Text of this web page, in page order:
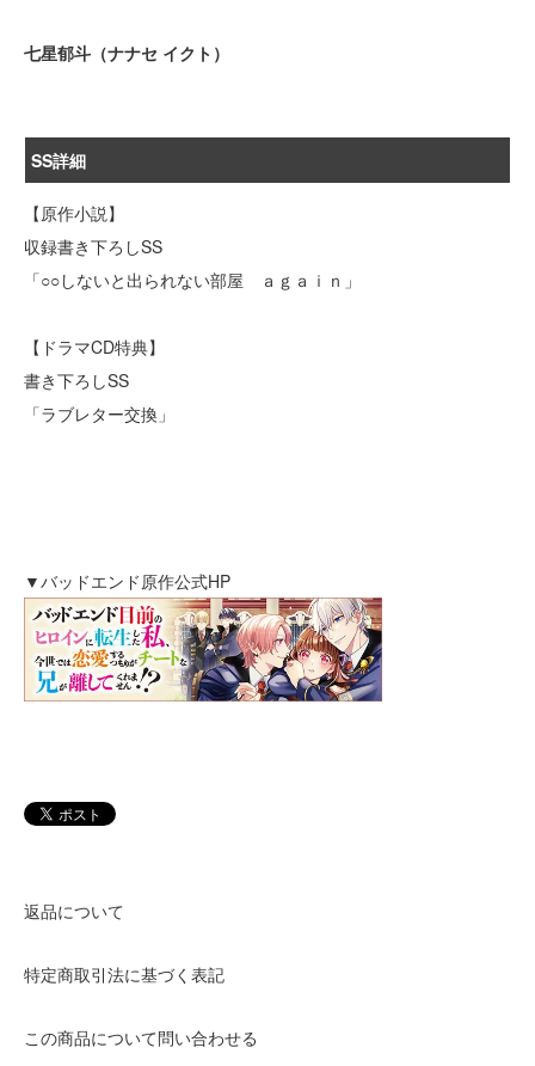
七星郁斗（ナナセ イクト）
SS詳細
【原作小説】
収録書き下ろしSS
「○○しないと出られない部屋 ａｇａｉｎ」
【ドラマCD特典】
書き下ろしSS
「ラブレター交換」
▼バッドエンド原作公式HP
返品について
特定商取引法に基づく表記
この商品について問い合わせる